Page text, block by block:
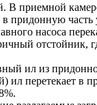
приемной
придонную часть
насоса
отстойник,
ил из
ил перетекает в